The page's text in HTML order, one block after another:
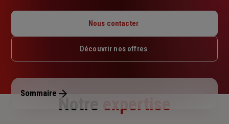
Mardi : 09h – 12h30 / 14h – 18h
Jeudi : 09h – 12h30 / 14h – 18h
Dimanche : Fermé
Nous contacter
Découvrir nos offres
Sommaire
Notre expertise